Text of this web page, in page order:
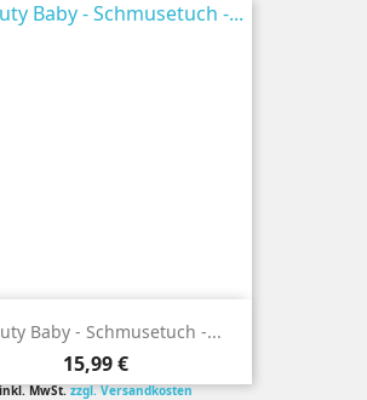
Baby - Schmusetuch -...
Preis
15,99 €
inkl. MwSt.zzgl. Versandkosten